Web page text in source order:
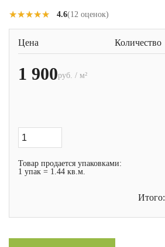
★★★★★
★★★★★ 4.6(12 оценок)
Цена Количество
1 900руб. / м²
Товар продается упаковками:
1 упак = 1.44 кв.м.
Итого: